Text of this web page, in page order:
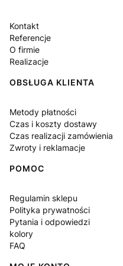
Kontakt
Referencje
O firmie
Realizacje
OBSŁUGA KLIENTA
Metody płatności
Czas i koszty dostawy
Czas realizacji zamówienia
Zwroty i reklamacje
POMOC
Regulamin sklepu
Polityka prywatności
Pytania i odpowiedzi
kolory
FAQ